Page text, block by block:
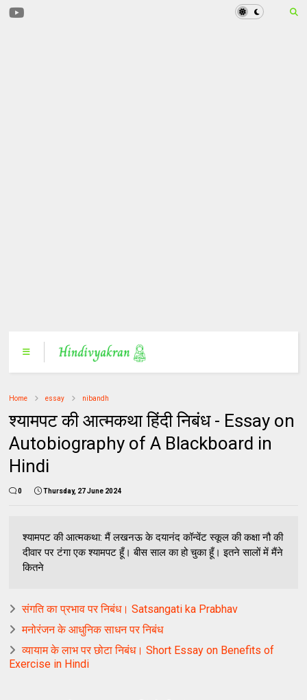
Home essay nibandh
श्यामपट की आत्मकथा हिंदी निबंध - Essay on
Autobiography of A Blackboard in
Hindi
0 Thursday, 27 June 2024
श्यामपट की आत्मकथा: मैं लखनऊ के दयानंद कॉन्वेंट स्कूल की कक्षा नौ की
दीवार पर टंगा एक श्यामपट हूँ। बीस साल का हो चुका हूँ। इतने सालों में मैंने
कितने
संगति का प्रभाव पर निबंध। Satsangati ka Prabhav
मनोरंजन के आधुनिक साधन पर निबंध
व्यायाम के लाभ पर छोटा निबंध। Short Essay on Benefits of
Exercise in Hindi